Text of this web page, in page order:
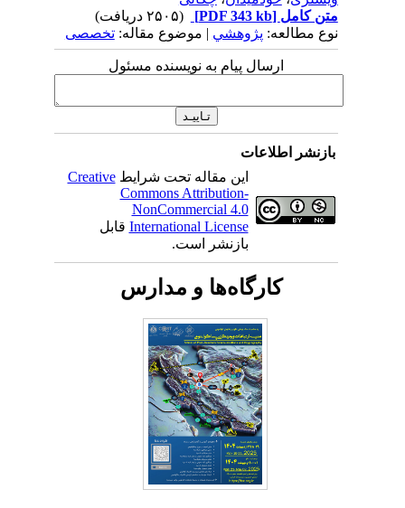
متن کامل[PDF 343 kb]
نوع مطالعه:پژوهشي| موضوع مقاله:تخصصی
ارسال پیام به نویسنده مسئول
بازنشر اطلاعات
این مقاله تحت شرایطCreative
Commons Attribution-
NonCommercial 4.0
International Licenseقابل
بازنشر است.
کارگاه‌ها و مدارس